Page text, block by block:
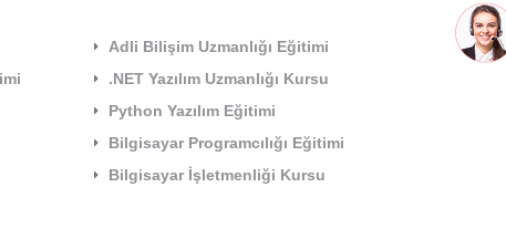
Adli Bilişim Uzmanlığı Eğitimi
.NET Yazılım Uzmanlığı Kursu
Python Yazılım Eğitimi
Bilgisayar Programcılığı Eğitimi
Bilgisayar İşletmenliği Kursu